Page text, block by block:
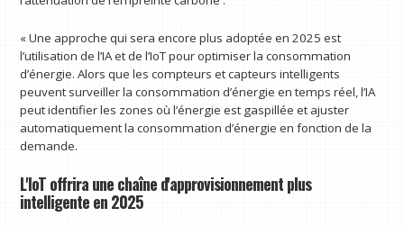
« Une approche qui sera encore plus adoptée en 2025 est
l’utilisation de l’IA et de l’IoT pour optimiser la consommation
d’énergie. Alors que les compteurs et capteurs intelligents
peuvent surveiller la consommation d’énergie en temps réel, l’IA
peut identifier les zones où l’énergie est gaspillée et ajuster
automatiquement la consommation d’énergie en fonction de la
demande.
L'IoT offrira une chaîne d'approvisionnement plus
intelligente en 2025